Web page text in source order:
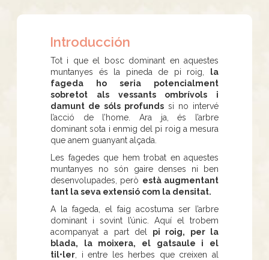
Introducción
Tot i que el bosc dominant en aquestes
muntanyes és la pineda de pi roig,
la
fageda ho seria potencialment
sobretot als vessants ombrívols i
damunt de sóls profunds si no intervé
l’acció de l’home. Ara ja, és l’arbre
dominant sota i enmig del pi roig a mesura
que anem guanyant alçada.
Les fagedes que hem trobat en aquestes
muntanyes no són gaire denses ni ben
desenvolupades, però està augmentant
tant la seva extensió com la densitat.
A la fageda, el faig acostuma ser l’arbre
dominant i sovint l’únic. Aquí el trobem
acompanyat a part del pi roig, per la
blada, la moixera, el gatsaule i el
til•ler , i entre les herbes que creixen al